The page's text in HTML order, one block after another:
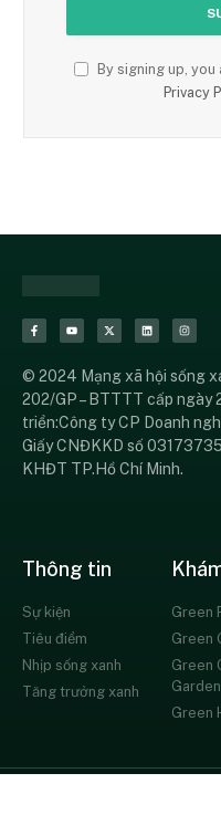
By signing up,
Privacy
© 2024 Mạng xã hội sống
202/GP – BTTTT cấp ngày
triển:Công ty CP Doanh
Giấy CNĐKKD số
KHĐT TP.Hồ Chí Minh.
Thông tin
Sự kiện
Tiêu điểm
Nhịp sống xanh
Tăng trưởng xanh
Green
Green
Green
Garden
Green